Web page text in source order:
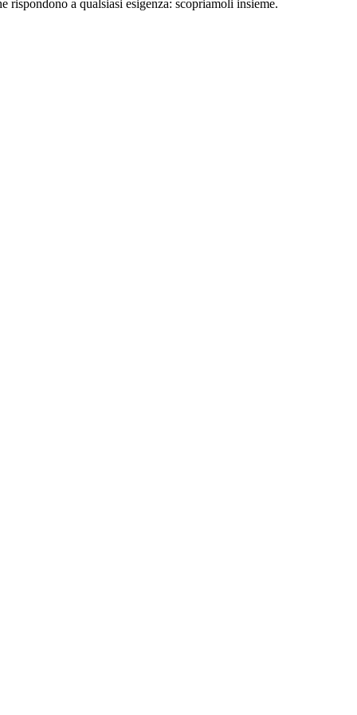
rispondono a qualsiasi esigenza: scopriamoli insieme.